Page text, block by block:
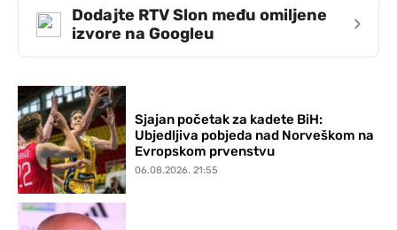
Dodajte RTV Slon među omiljene
izvore na Googleu
›
Sjajan početak za kadete BiH:
Ubjedljiva pobjeda nad Norveškom na
Evropskom prvenstvu
06.08.2026. 21:55